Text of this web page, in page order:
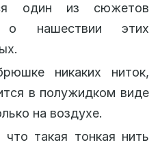
один из сюжетов
о нашествии этих
никаких ниток,
в полужидком виде
на воздухе.
такая тонкая нить